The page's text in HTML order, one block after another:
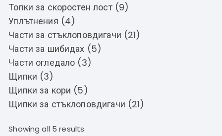
Топки за скоростен лост (9)
Уплътнения (4)
Части за стъклоповдигачи (21)
Части за шибидах (5)
Части огледало (3)
Щипки (3)
Щипки за кори (5)
Щипки за стъклоповдигачи (21)
Showing all 5 results